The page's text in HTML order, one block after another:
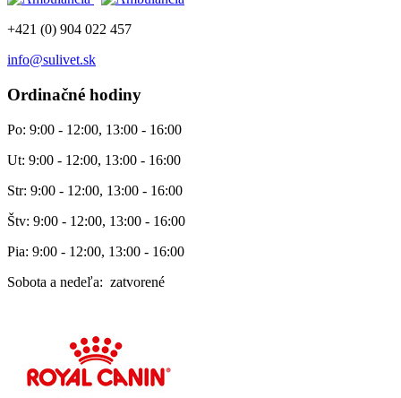
+421 (0) 904 022 457
info@sulivet.sk
Ordinačné hodiny
Po: 9:00 - 12:00, 13:00 - 16:00
Ut: 9:00 - 12:00, 13:00 - 16:00
Str: 9:00 - 12:00, 13:00 - 16:00
Štv: 9:00 - 12:00, 13:00 - 16:00
Pia: 9:00 - 12:00, 13:00 - 16:00
Sobota a nedeľa: zatvorené